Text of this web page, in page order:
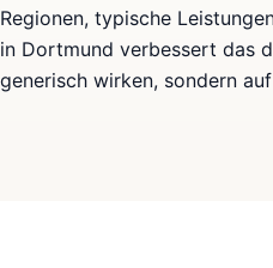
Regionen, typische
in Dortmund verbessert das
generisch wirken, sondern